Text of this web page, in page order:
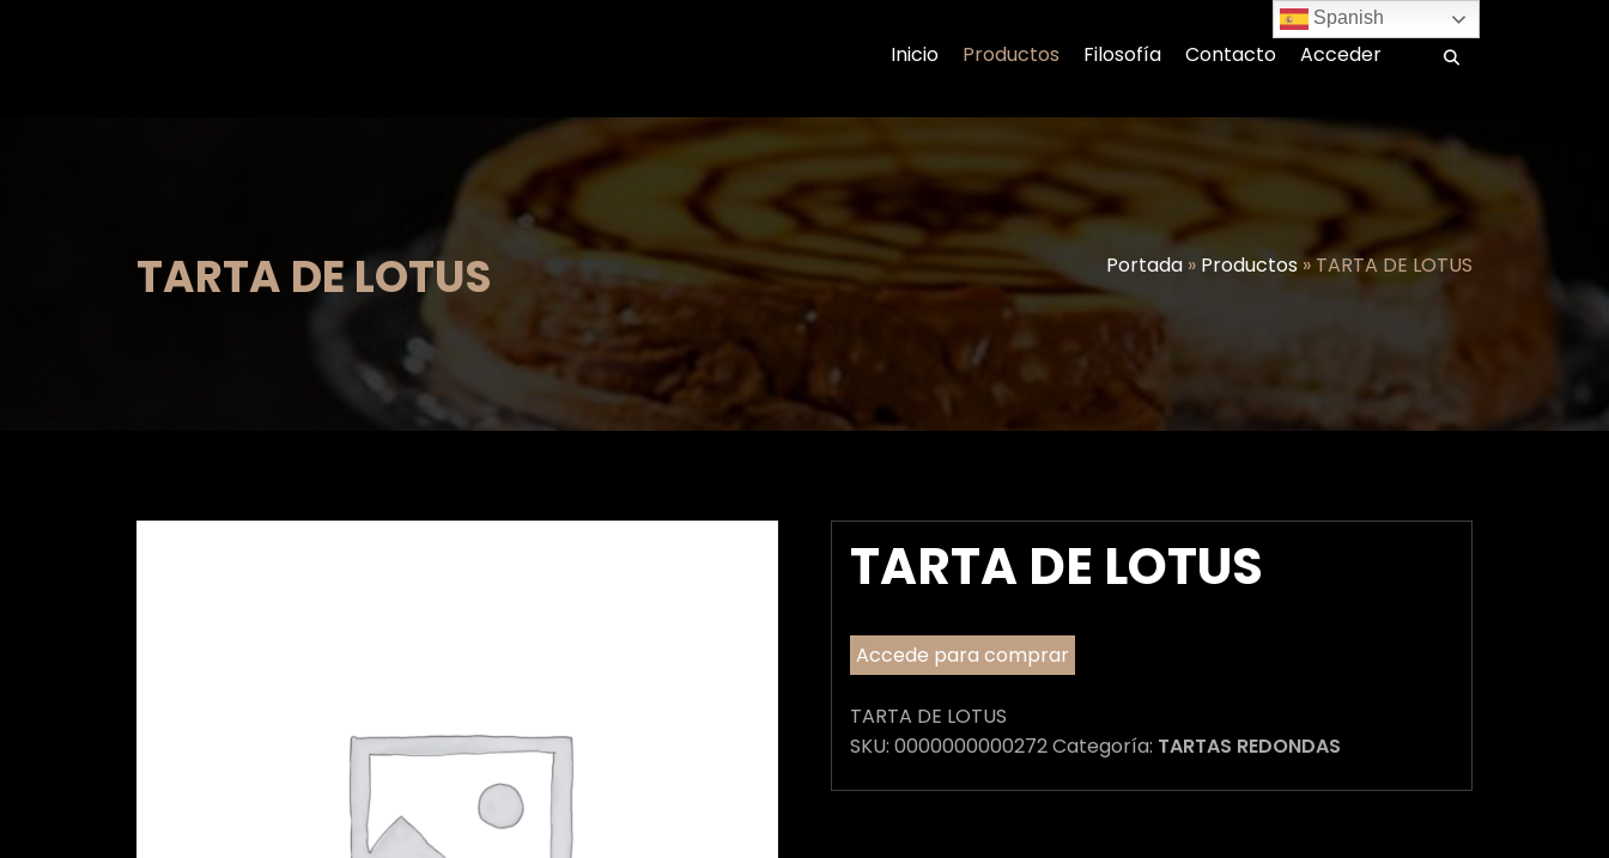
Inicio Productos Filosofía Contacto Acceder
TARTA DE LOTUS Portada » Productos» TARTA DE LOTUS
TARTA DE LOTUS
Accede para comprar
TARTA DE LOTUS
SKU: 0000000000272Categoría: TARTAS REDONDAS
Spanish